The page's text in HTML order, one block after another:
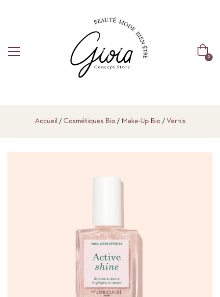
0
Accueil Cosmétiques Bio Make-Up Bio Vernis